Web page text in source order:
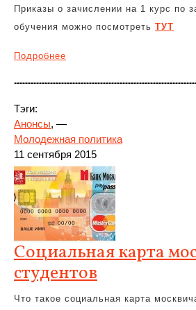
Приказы о зачислении на 1 курс по
обучения можно посмотреть ТУТ
Подробнее
Тэги:
Анонсы, —
Молодежная политика
11 сентября 2015
Социальная карта
студентов
Что такое социальная карта